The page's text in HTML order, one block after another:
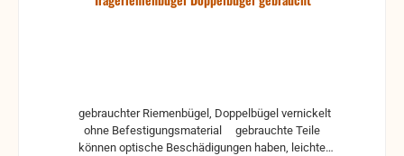
ohne Befestigungsmaterial gebrauchte Teile
können optische Beschädigungen haben, leichte